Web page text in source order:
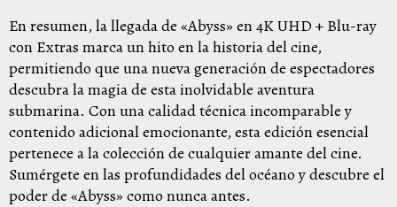
En resumen, la llegada de «Abyss» en 4K UHD + Blu-ray
con Extras marca un hito en la historia del cine,
permitiendo que una nueva generación de espectadores
descubra la magia de esta inolvidable aventura
submarina. Con una calidad técnica incomparable y
contenido adicional emocionante, esta edición esencial
pertenece a la colección de cualquier amante del cine.
Sumérgete en las profundidades del océano y descubre el
poder de «Abyss» como nunca antes.